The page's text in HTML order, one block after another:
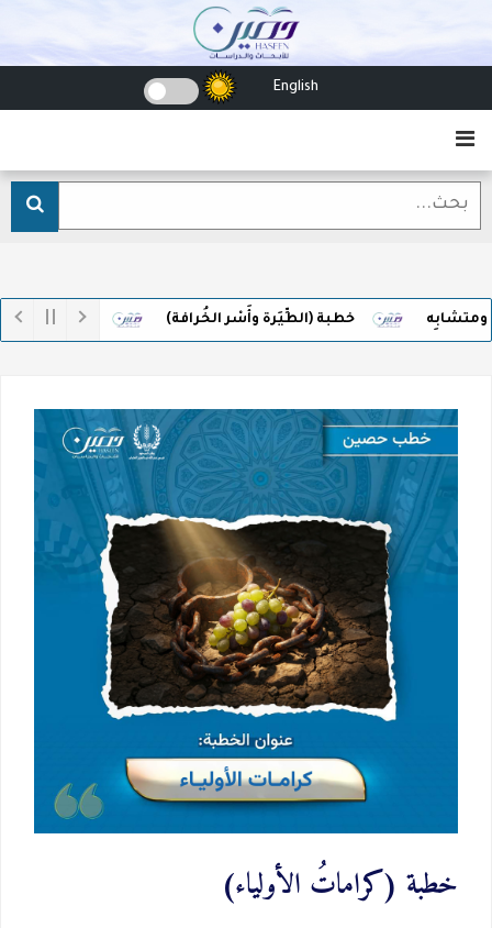
English
خطبة (الطِّيَرة وأَسْر الخُرافة) وثقل ميزاني
خطبة (كراماتُ الأولياء)